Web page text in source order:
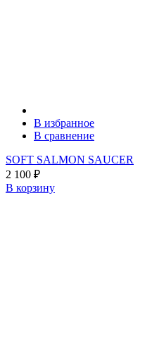
В избранное
В сравнение
SOFT SALMON SAUCER
2 100 ₽
В корзину